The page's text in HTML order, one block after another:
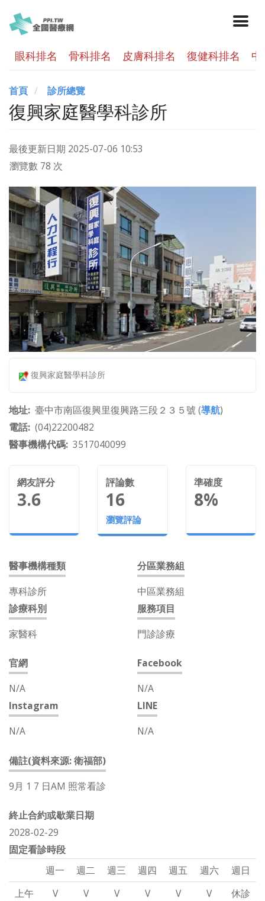
眼科排名 骨科排名 皮膚科排名 復健科排名
首頁 診所總覽
復興家庭醫學科診所
最後更新日期 2025-07-06 10:53
瀏覽數 78 次
復興家庭醫學科診所
地址 臺中市南區復興里復興路三段２３５號 (導航)
電話 (04)22200482
醫事機構代碼 3517040099
網友評分
3.6
評論數
16
瀏覽評論
準確度
8%
醫事機構種類
專科診所
分區業務組
中區業務組
診療科別
家醫科
服務項目
門診診療
官網
N/A
Facebook
N/A
Instagram
N/A
LINE
N/A
備註(資料來源: 衛福部)
9月 1 7 日AM 照常看診
終止合約或歇業日期
2028-02-29
固定看診時段
週一
週二 週三 週四 週五 週六
週日
上午
V V V V V V
休診